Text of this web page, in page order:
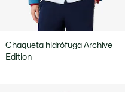
Chaqueta hidrófuga Archive
Edition